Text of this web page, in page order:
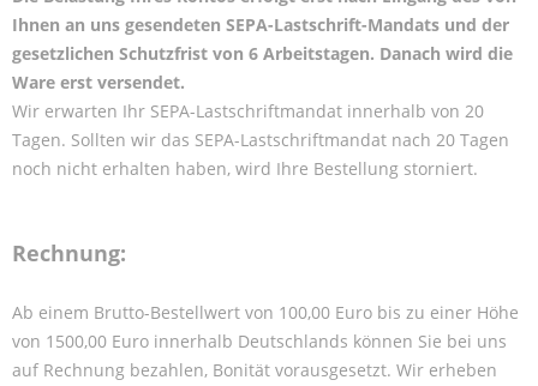
Ihnen an uns gesendeten SEPA-Lastschrift-Mandats und der
gesetzlichen Schutzfrist von 6 Arbeitstagen. Danach wird die
Ware erst versendet.
Wir erwarten Ihr SEPA-Lastschriftmandat innerhalb von 20
Tagen. Sollten wir das SEPA-Lastschriftmandat nach 20 Tagen
noch nicht erhalten haben, wird Ihre Bestellung storniert.
Rechnung:
Ab einem Brutto-Bestellwert von 100,00 Euro bis zu einer Höhe
von 1500,00 Euro innerhalb Deutschlands können Sie bei uns
auf Rechnung bezahlen, Bonität vorausgesetzt. Wir erheben